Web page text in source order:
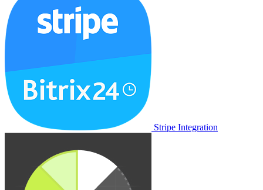
Stripe Integration